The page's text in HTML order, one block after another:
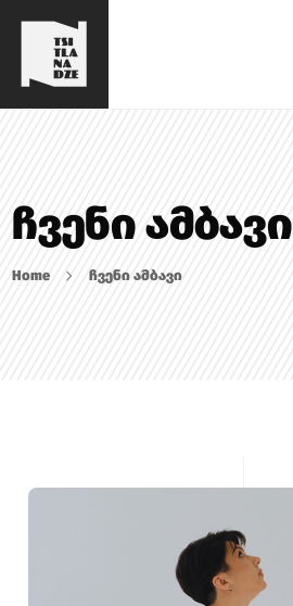
ჩვენი ამბავი
Home ჩვენი ამბავი